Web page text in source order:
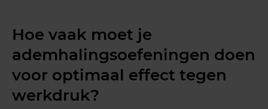
Hoe vaak moet je
ademhalingsoefeningen doen
voor optimaal effect tegen
werkdruk?